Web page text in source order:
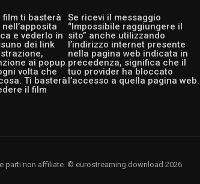
ti basterà
e vederlo in
dei link
ai popup
volta che
Ti basterà
il film
Se ricevi il messaggio
“Impossibile raggiungere il
sito” anche utilizzando
l’indirizzo internet presente
nella pagina web indicata in
precedenza, significa che il
tuo provider ha bloccato
l’accesso a quella pagina web.
parti non affiliate. © eurostreaming.download 2026